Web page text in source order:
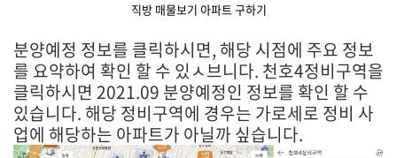
직방 매물보기 아파트 구하기
분양예정 정보를 클릭하시면, 해당 시점에 주요 정보
를 요약하여 확인 할 수 있ㅅ브니다. 천호4정비구역을
클릭하시면 2021.09 분양예정인 정보를 확인 할 수
있습니다. 해당 정비구역에 경우는 가로세로 정비 사
업에 해당하는 아파트가 아닐까 싶습니다.